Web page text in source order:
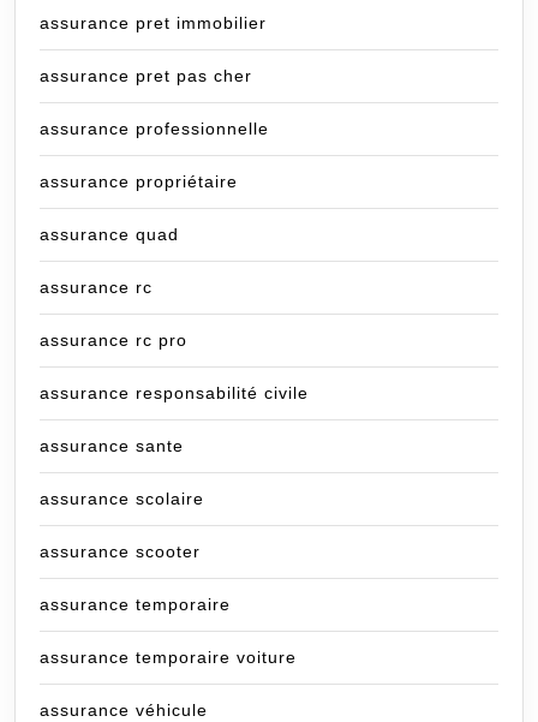
assurance pret immobilier
assurance pret pas cher
assurance professionnelle
assurance propriétaire
assurance quad
assurance rc
assurance rc pro
assurance responsabilité civile
assurance sante
assurance scolaire
assurance scooter
assurance temporaire
assurance temporaire voiture
assurance véhicule